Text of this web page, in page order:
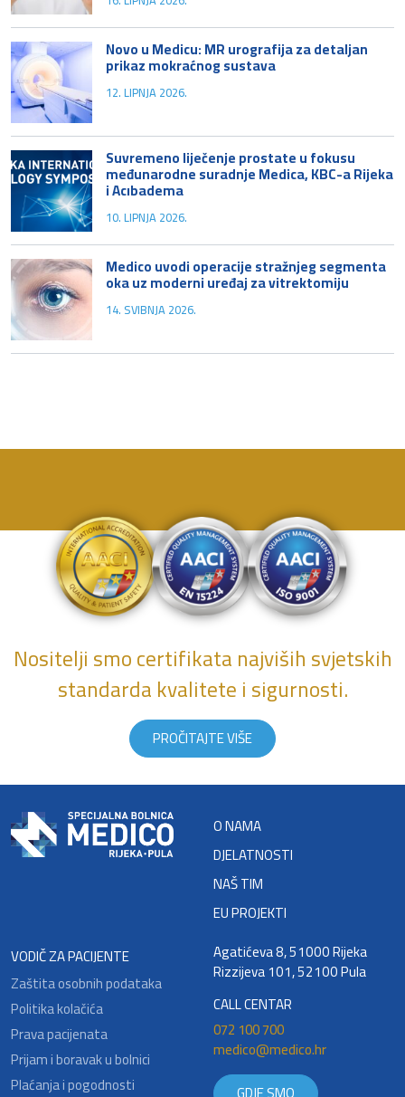
Novo u Medicu: MR urografija za detaljan
prikaz mokraćnog sustava
12. LIPNJA 2026.
Suvremeno liječenje prostate u fokusu
međunarodne suradnje Medica, KBC-a Rijeka
i Acıbadema
10. LIPNJA 2026.
Medico uvodi operacije stražnjeg segmenta
oka uz moderni uređaj za vitrektomiju
14. SVIBNJA 2026.
Nositelji smo certifikata najviših svjetskih
standarda kvalitete i sigurnosti.
PROČITAJTE VIŠE
O NAMA
DJELATNOSTI
NAŠ TIM
EU PROJEKTI
VODIČ ZA PACIJENTE
Zaštita osobnih podataka
Politika kolačića
Prava pacijenata
Prijam i boravak u bolnici
Plaćanja i pogodnosti
Agatićeva 8, 51000 Rijeka
Rizzijeva 101, 52100 Pula
CALL CENTAR
072 100 700
medico@medico.hr